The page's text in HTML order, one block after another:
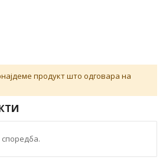
продукт што одговара на